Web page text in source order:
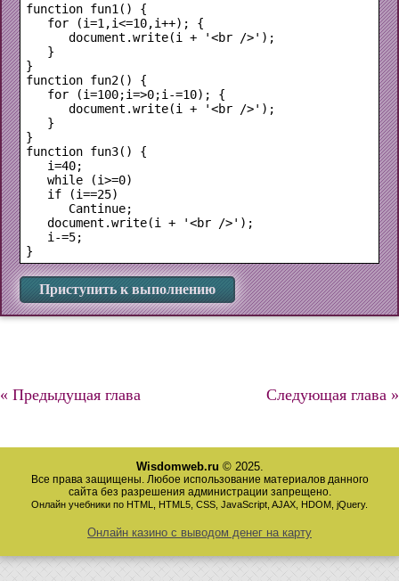
function fun1() {
   for (i=1,i<=10,i++); {
      document.write(i + '<br />');
   }
}
function fun2() {
   for (i=100;i=>0;i-=10); {
      document.write(i + '<br />');
   }
}
function fun3() {
   i=40;
   while (i>=0)
   if (i==25)
      Cantinue;
   document.write(i + '<br />');
   i-=5;
Приступить к выполнению
« Предыдущая глава Следующая глава »
Wisdomweb.ru © 2025.
Все права защищены. Любое использование материалов данного
сайта без разрешения администрации запрещено.
Онлайн учебники по HTML, HTML5, CSS, JavaScript, AJAX, HDOM, jQuery.
Онлайн казино с выводом денег на карту